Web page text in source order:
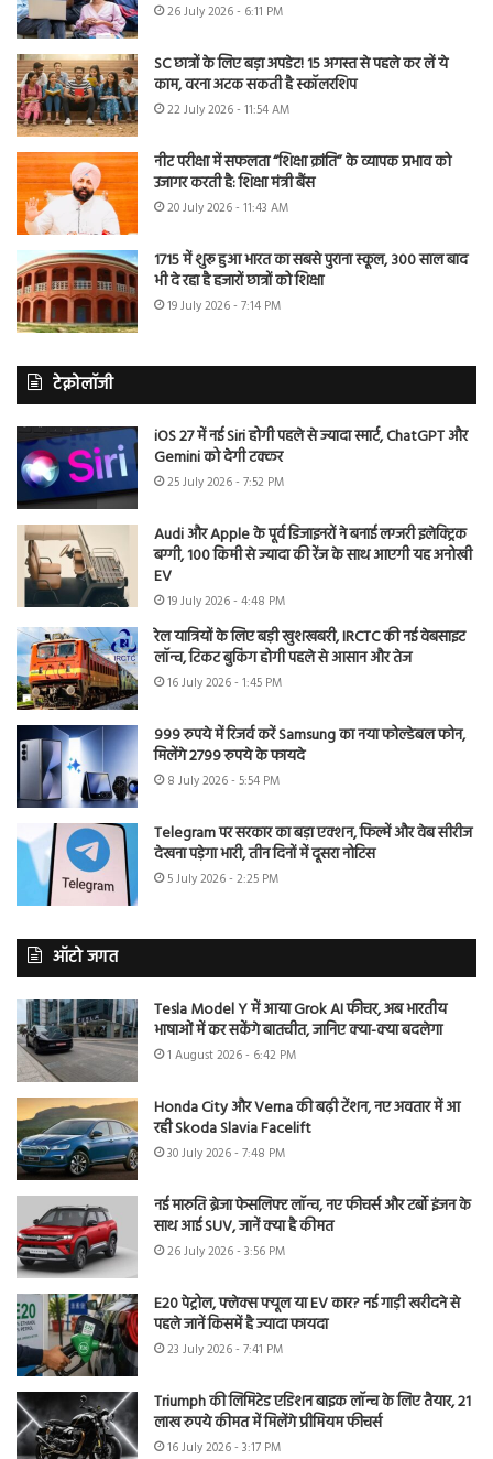
26 July 2026 - 6:11 PM
SC छात्रों के लिए बड़ा अपडेट! 15 अगस्त से पहले कर लें ये
काम, वरना अटक सकती है स्कॉलरशिप
22 July 2026 - 11:54 AM
नीट परीक्षा में सफलता “शिक्षा क्रांति” के व्यापक प्रभाव को
उजागर करती है: शिक्षा मंत्री बैंस
20 July 2026 - 11:43 AM
1715 में शुरू हुआ भारत का सबसे पुराना स्कूल, 300 साल बाद
भी दे रहा है हजारों छात्रों को शिक्षा
19 July 2026 - 7:14 PM
टेक्नोलॉजी
iOS 27 में नई Siri होगी पहले से ज्यादा स्मार्ट, ChatGPT और
Gemini को देगी टक्कर
25 July 2026 - 7:52 PM
Audi और Apple के पूर्व डिजाइनरों ने बनाई लग्जरी इलेक्ट्रिक
बग्गी, 100 किमी से ज्यादा की रेंज के साथ आएगी यह अनोखी
EV
19 July 2026 - 4:48 PM
रेल यात्रियों के लिए बड़ी खुशखबरी, IRCTC की नई वेबसाइट
लॉन्च, टिकट बुकिंग होगी पहले से आसान और तेज
16 July 2026 - 1:45 PM
999 रुपये में रिजर्व करें Samsung का नया फोल्डेबल फोन,
मिलेंगे 2799 रुपये के फायदे
8 July 2026 - 5:54 PM
Telegram पर सरकार का बड़ा एक्शन, फिल्में और वेब सीरीज
देखना पड़ेगा भारी, तीन दिनों में दूसरा नोटिस
5 July 2026 - 2:25 PM
ऑटो जगत
Tesla Model Y में आया Grok AI फीचर, अब भारतीय
भाषाओं में कर सकेंगे बातचीत, जानिए क्या-क्या बदलेगा
1 August 2026 - 6:42 PM
Honda City और Verna की बढ़ी टेंशन, नए अवतार में आ
रही Skoda Slavia Facelift
30 July 2026 - 7:48 PM
नई मारुति ब्रेजा फेसलिफ्ट लॉन्च, नए फीचर्स और टर्बो इंजन के
साथ आई SUV, जानें क्या है कीमत
26 July 2026 - 3:56 PM
E20 पेट्रोल, फ्लेक्स फ्यूल या EV कार? नई गाड़ी खरीदने से
पहले जानें किसमें है ज्यादा फायदा
23 July 2026 - 7:41 PM
Triumph की लिमिटेड एडिशन बाइक लॉन्च के लिए तैयार, 21
लाख रुपये कीमत में मिलेंगे प्रीमियम फीचर्स
16 July 2026 - 3:17 PM